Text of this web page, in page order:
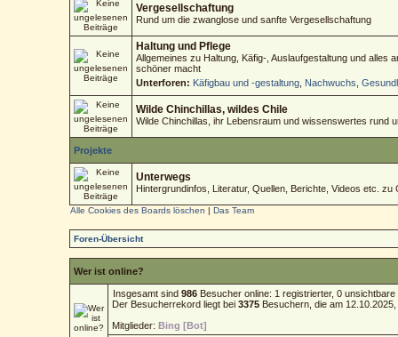
Vergesellschaftung
Rund um die zwanglose und sanfte Vergesellschaftung
Haltung und Pflege
Allgemeines zu Haltung, Käfig-, Auslaufgestaltung und alles
schöner macht
Unterforen: Käfigbau und -gestaltung Nachwuchs ,
Wilde Chinchillas, wildes Chile
Wilde Chinchillas, ihr Lebensraum und wissenswertes rund
Projekte
Unterwegs
Hintergrundinfos, Literatur, Quellen, Berichte, Videos etc. zu
Alle Cookies des Boards löschen |Das Team
Foren-Übersicht
Wer ist online?
Insgesamt sind986 Besucher online: 1 registrierter, 0
Der Besucherrekord liegt bei3375 Besuchern, die am
Mitglieder:Bing [Bot]